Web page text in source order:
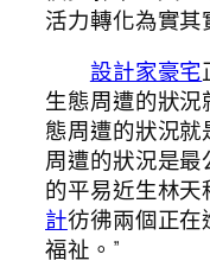
活力轉化為實其
設計家豪宅
生態周遭的狀
態周遭的狀況
周遭的狀況是
的平易近生林天
計彷彿兩個正在
福祉。”